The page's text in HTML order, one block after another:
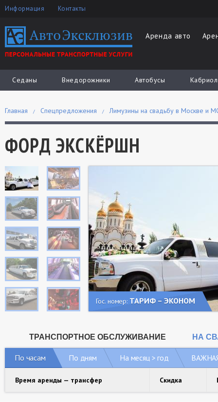
Информация Контакты
Аренда авто
Седаны Внедорожники Автобусы
Главная Спецпредложения Лимузины на свадьбу в Москве и
ФОРД ЭКСКЁРШН
Гос. номер: ТАРИФ – ЭКОНОМ
ТРАНСПОРТНОЕ ОБСЛУЖИВАНИЕ НА
По часам По дням На месяц > год
Время аренды — трансфер Скидка